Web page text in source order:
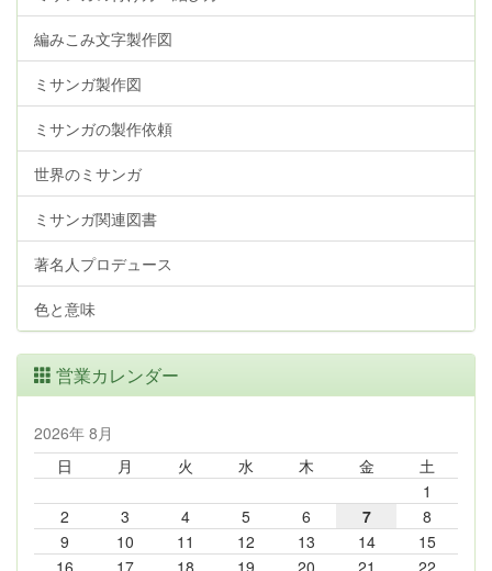
編みこみ文字製作図
ミサンガ製作図
ミサンガの製作依頼
世界のミサンガ
ミサンガ関連図書
著名人プロデュース
色と意味
営業カレンダー
2026年 8月
日
月 火 水 木 金
土
1
2
3 4 5 6 7
8
9
10 11 12 13 14
15
16
17 18 19 20 21 22